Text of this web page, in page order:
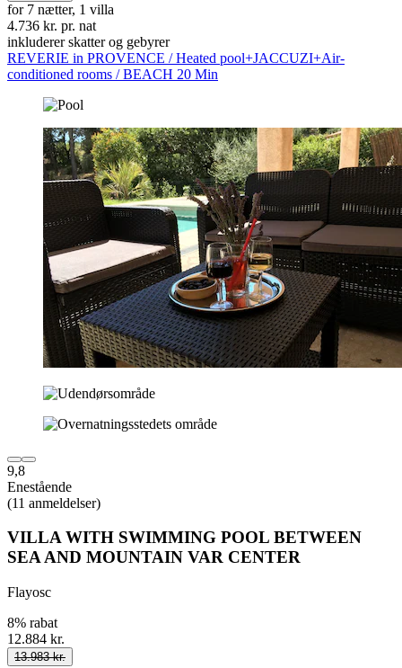
for 7 nætter, 1 villa
4.736 kr. pr. nat
inkluderer skatter og gebyrer
REVERIE in PROVENCE / Heated pool+JACCUZI+Air-
conditioned rooms / BEACH 20 Min
9,8
Enestående
(11 anmeldelser)
VILLA WITH SWIMMING POOL BETWEEN
SEA AND MOUNTAIN VAR CENTER
Flayosc
8% rabat
12.884 kr.
13.983 kr.